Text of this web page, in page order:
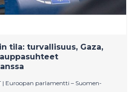
tila: turvallisuus, Gaza,
| Euroopan parlamentti – Suomen-